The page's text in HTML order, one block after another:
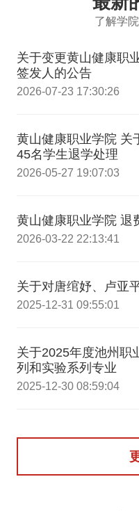
了解学
关于变更黄山健康职
签发人的公告
2026-07-23 17:30:26
黄山健康职业学院 关
45名学生退学处理
2026-05-27 19:07:03
黄山健康职业学院 退
2026-03-22 22:13:41
关于对唐绾妤、卢亚
2025-12-31 09:55:01
关于2025年度池州职
列和实验系列专业
2025-12-30 08:59:04